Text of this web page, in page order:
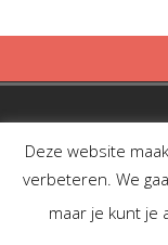
Deze website
verbeteren. We
maar je kunt je